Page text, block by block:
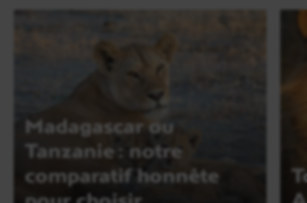
Madagascar ou
Tanzanie : notre
comparatif honnête